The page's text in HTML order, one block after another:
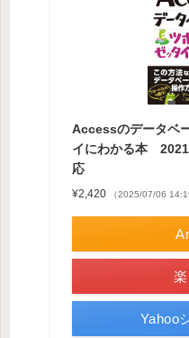
Accessのデータベ
イにわかる本
応
¥2,420 （2025/07/06
Yahoo